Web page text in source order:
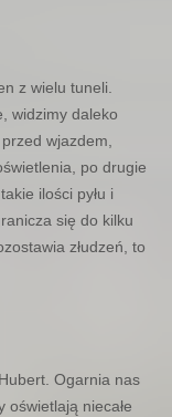
z wielu tuneli.
widzimy daleko
wjazdem,
po drugie
ilości pyłu i
się do kilku
złudzeń, to
Ogarnia nas
oświetlają niecałe